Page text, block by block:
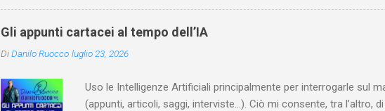
ricapitolare le lotte intestine al Ministero dell’Interno. Ne esce
l’architettura sociale dell'Inghilterra vittoriana era
classe dominante che non aveva alcun interesse nei confronti
interessata a sapere quali fossero le reali condizioni di vita delle
Gli appunti cartacei al tempo dell’IA
DiDanilo Ruocco luglio 23, 2026
Uso le Intelligenze Artificiali principalmente per interrogarle sul
(appunti, articoli, saggi, interviste…). Ciò mi consente, tra l’altro,